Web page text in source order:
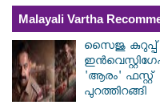
Malayali Vartha
സൈജു
'ആരം' ഫസ്റ്റ്
പുറത്തിറങ്ങി